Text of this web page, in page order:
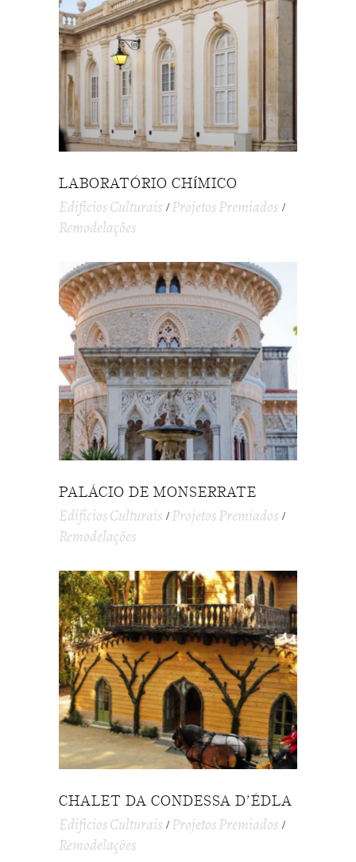
LABORATÓRIO CHÍMICO
Edifícios Culturais Projetos Premiados
Remodelações
PALÁCIO DE MONSERRATE
Edifícios Culturais Projetos Premiados
Remodelações
CHALET DA CONDESSA D’ÉDLA
Edifícios Culturais Projetos Premiados
Remodelações